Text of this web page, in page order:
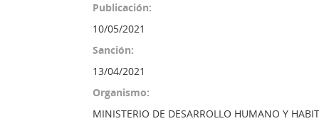
Publicación:
10/05/2021
Sanción:
13/04/2021
Organismo:
MINISTERIO DE DESARROLLO HUMANO Y